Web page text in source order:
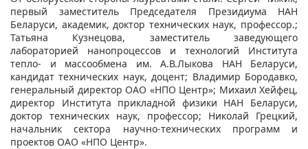
первый заместитель Председателя Президиума НАН
Беларуси, академик, доктор технических наук, профессор.;
Татьяна Кузнецова, заместитель заведующего
лабораторией нанопроцессов и технологий Института
тепло- и массообмена им. А.В.Лыкова НАН Беларуси,
кандидат технических наук, доцент; Владимир Бородавко,
генеральный директор ОАО «НПО Центр»; Михаил Хейфец,
директор Института прикладной физики НАН Беларуси,
доктор технических наук, профессор; Николай Грецкий,
начальник сектора научно-технических программ и
проектов ОАО «НПО Центр».